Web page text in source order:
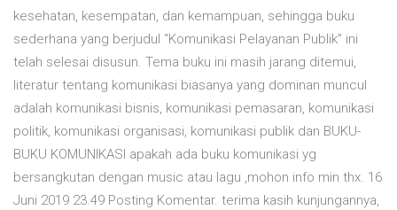
kesehatan, kesempatan, dan kemampuan, sehingga buku
sederhana yang berjudul “Komunikasi Pelayanan Publik” ini
telah selesai disusun. Tema buku ini masih jarang ditemui,
literatur tentang komunikasi biasanya yang dominan muncul
adalah komunikasi bisnis, komunikasi pemasaran, komunikasi
politik, komunikasi organisasi, komunikasi publik dan BUKU-
BUKU KOMUNIKASI apakah ada buku komunikasi yg
bersangkutan dengan music atau lagu ,mohon info min thx. 16
Juni 2019 23.49 Posting Komentar. terima kasih kunjungannya,